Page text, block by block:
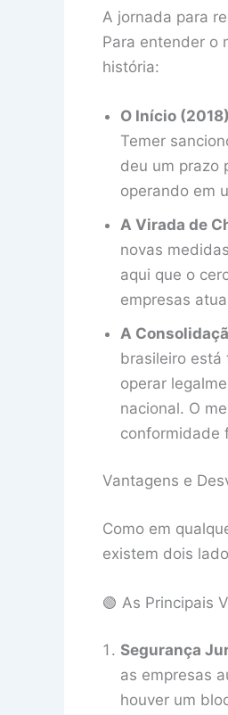
A jornada para
Para entender o
história:
O Início
Temer
deu um prazo
operando em
A Virada de
novas
aqui que o
empresas
A
brasileiro está
operar
nacional. O
conformidade
Vantagens e
Como em
existem dois
🟢 As Principais
Segurança
as empresas
houver um